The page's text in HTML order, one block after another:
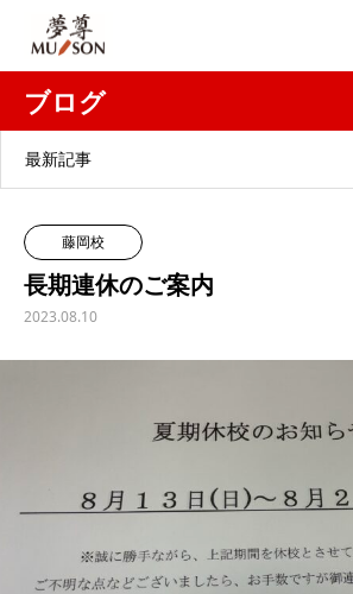
ブログ
最新記事
藤岡校
長期連休のご案内
2023.08.10